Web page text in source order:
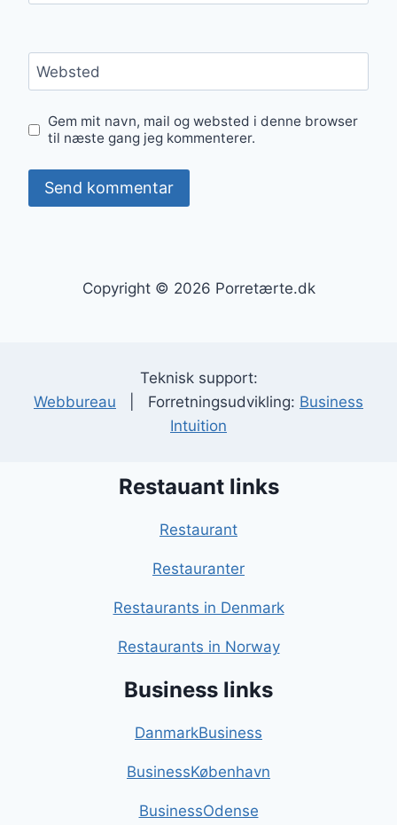
Websted
Gem mit navn, mail og websted i denne browser
til næste gang jeg kommenterer.
Copyright © 2026 Porretærte.dk
Teknisk support:
Webbureau | Forretningsudvikling: Business
Intuition
Restauant links
Restaurant
Restauranter
Restaurants in Denmark
Restaurants in Norway
Business links
DanmarkBusiness
BusinessKøbenhavn
BusinessOdense